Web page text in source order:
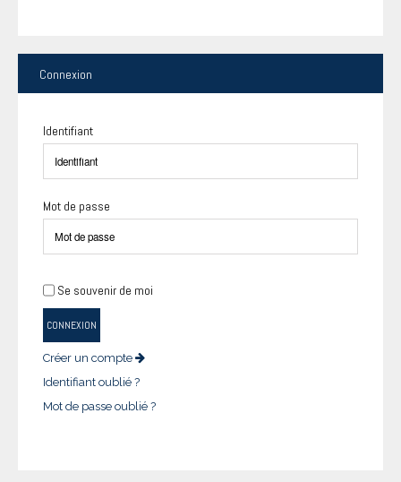
Connexion
Identifiant
Mot de passe
Se souvenir de moi
CONNEXION
Créer un compte
Identifiant oublié ?
Mot de passe oublié ?